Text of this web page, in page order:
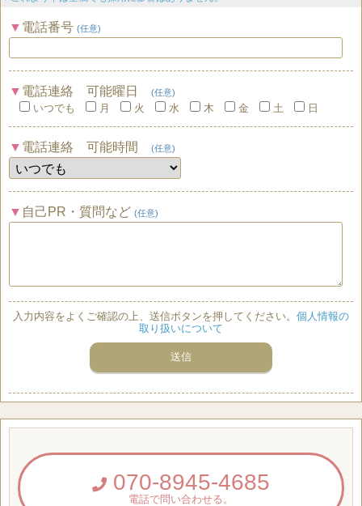
電話番号 (任意)
電話連絡 可能曜日 (任意)
いつでも 月 火 水 木 金 土 日
電話連絡 可能時間 (任意)
自己PR・質問など (任意)
入力内容をよくご確認の上、送信ボタンを押してください。 個人情報の
取り扱いについて
070-8945-4685
電話で問い合わせる。